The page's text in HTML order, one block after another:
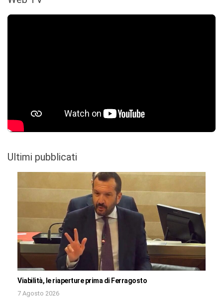
Ultimi pubblicati
Viabilità, le riaperture prima di Ferragosto
7 Agosto 2026